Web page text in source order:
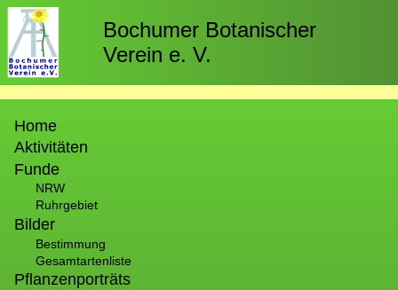
Direkt
zum
Inhalt
Bochumer Botanischer
Verein e. V.
Home
Aktivitäten
Funde
NRW
Ruhrgebiet
Bilder
Bestimmung
Gesamtartenliste
Pflanzenporträts